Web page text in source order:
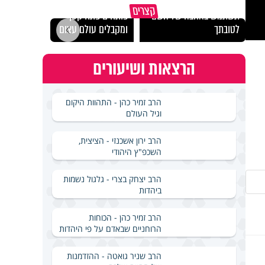
קצריםתשתמש באהבה של השם
לטובתך
פותחים פתח קטן -
ומקבלים עולם עצום
הרצאות ושיעורים
הרב זמיר כהן - התהוות היקום
וגיל העולם
הרב ירון אשכנזי - הציצית,
השכפ"ץ היהודי
הרב יצחק בצרי - גלגול נשמות
ביהדות
הרב זמיר כהן - הכוחות
הרוחניים שבאדם על פי היהדות
הרב שניר גואטה - ההזדמנות